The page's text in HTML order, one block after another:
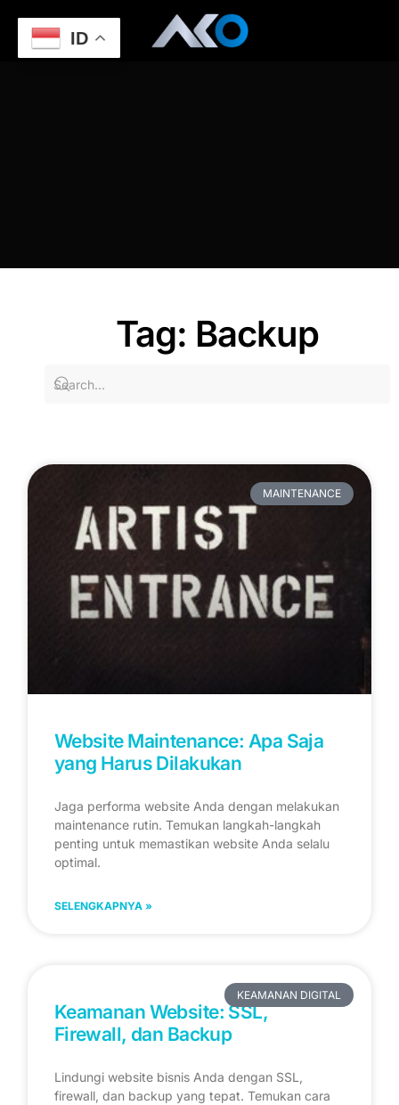
Tag: Backup
MAINTENANCE
Website Maintenance: Apa Saja
yang Harus Dilakukan
Jaga performa website Anda dengan melakukan
maintenance rutin. Temukan langkah-langkah
penting untuk memastikan website Anda selalu
optimal.
SELENGKAPNYA »
KEAMANAN DIGITAL
Keamanan Website: SSL,
Firewall, dan Backup
Lindungi website bisnis Anda dengan SSL,
firewall, dan backup yang tepat. Temukan cara
ID